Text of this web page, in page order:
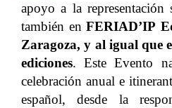
apoyo a la representación
también enFERIAD’IP
Zaragoza, y al igual que
ediciones. Este Evento
celebración anual e
español, desde la